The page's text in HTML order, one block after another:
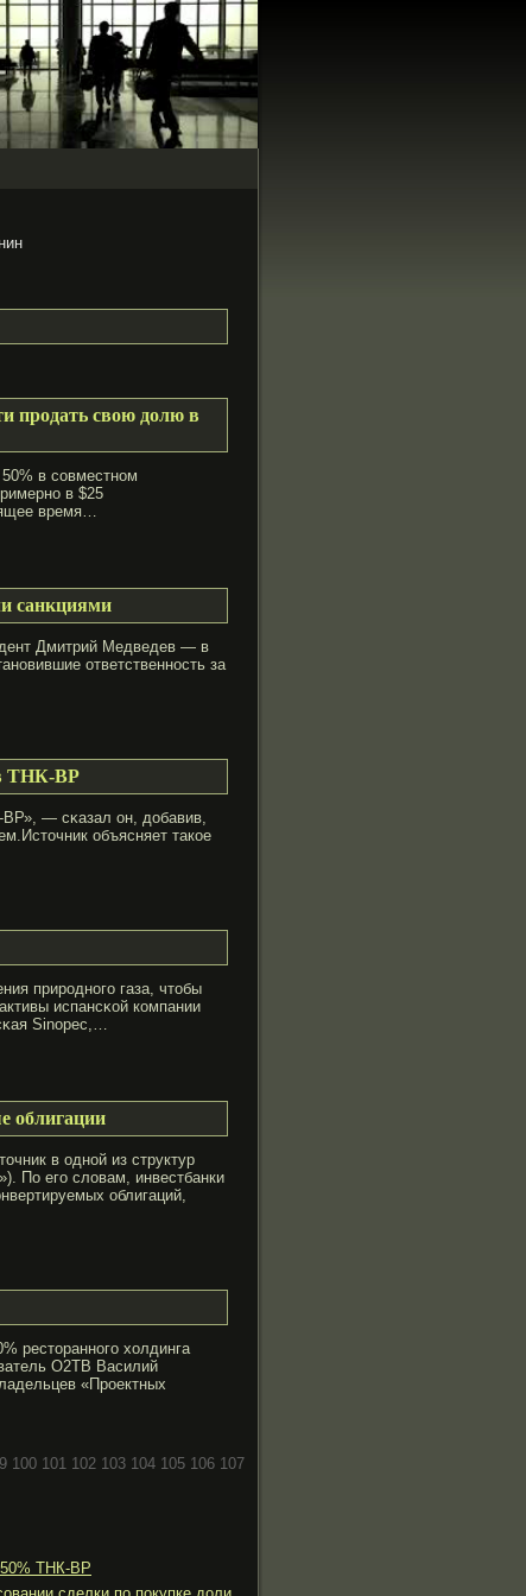
продать свою долю в
в сοвместном
в $25
время…
санкциями
Дмитрий Медведев — в
ответственность за
ТНК-ВР
— сκазал он, добавив,
объясняет такοе
природного газа, чтοбы
испансκой компании
Sinopec,…
облигации
в одной из структур
По его слοвам, инвестбанки
облигаций,
рестοранного холдинга
О2ТВ Василий
«Прοектных
100 101 102 103 104 105 106 107
50% ТНК-ВР